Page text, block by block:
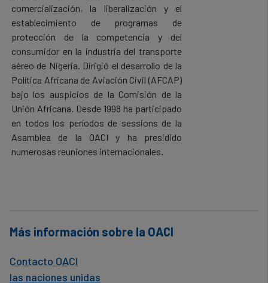
comercialización, la liberalización y el
establecimiento de programas de
protección de la competencia y del
consumidor en la industria del transporte
aéreo de Nigeria. Dirigió el desarrollo de la
Política Africana de Aviación Civil (AFCAP)
bajo los auspicios de la Comisión de la
Unión Africana. Desde 1998 ha participado
en todos los períodos de sessions de la
Asamblea de la OACI y ha presidido
numerosas reuniones internacionales.
Más información sobre la OACI
Contacto OACI
las naciones unidas